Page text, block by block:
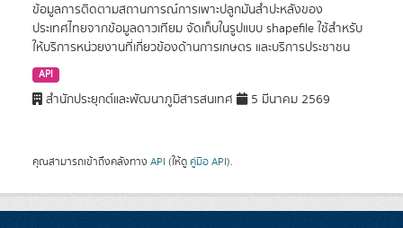
ข้อมูลการติดตามสถานการณ์การเพาะปลูกมันสำปะหลังของ
ประเทศไทยจากข้อมูลดาวเทียม จัดเก็บในรูปแบบ shapefile ใช้สำหรับ
ให้บริการหน่วยงานที่เกี่ยวข้องด้านการเกษตร และบริการประชาชน
API
สำนักประยุกต์และพัฒนาภูมิสารสนเทศ 5 มีนาคม 2569
คุณสามารถเข้าถึงคลังทาง API (ให้ดู คู่มือ API).